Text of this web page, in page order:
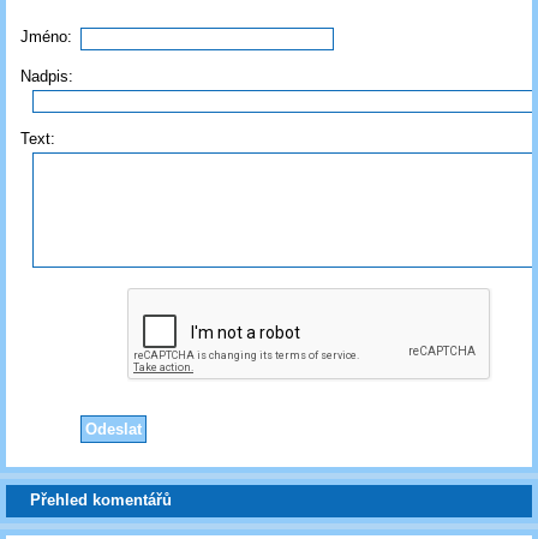
Jméno:
Nadpis:
Text:
Přehled komentářů